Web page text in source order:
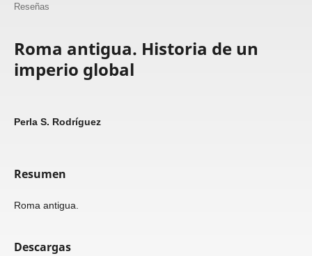
Reseñas
Roma antigua. Historia de un
imperio global
Perla S. Rodríguez
Resumen
Roma antigua.
Descargas